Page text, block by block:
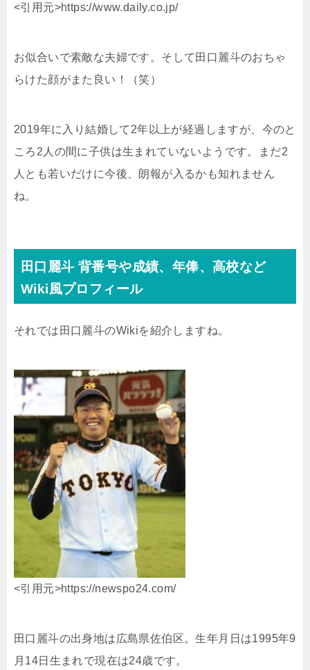
<引用元>https://www.daily.co.jp/
お似合いで素敵な夫婦です。そして田口麗斗のおちゃ
らけた顔がまた良い！（笑）
2019年に入り結婚して2年以上が経過しますが、今のと
ころ2人の間に子供は生まれていないようです。まだ2
人とも若いだけに今後、朗報が入るかも知れません
ね。
田口麗斗 背番号や成績、年俸、高校など
Wiki風プロフィール
それでは田口麗斗のWikiを紹介しますね。
<引用元>https://newspo24.com/
田口麗斗の出身地は広島県佐伯区。生年月日は1995年9
月14日生まれで現在は24歳です。